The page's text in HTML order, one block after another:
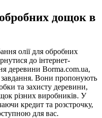
дощок в
олії для обробних
до інтернет-
деревини Borma.com.ua,
завдання. Вони пропонують
та захисту деревини,
різних виробників. У
кредит та розстрочку,
для вас.